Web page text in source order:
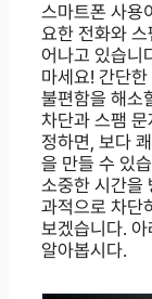
스마트폰 사용
요한 전화와
어나고 있습니
마세요! 간단
불편함을 해소
차단과 스팸
정하면, 보다
을 만들 수 있
소중한 시간을
과적으로 차단
보겠습니다. 아
알아봅시다.